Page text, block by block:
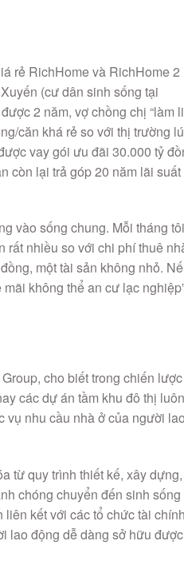
lại trả góp 20 năm lãi suất
vào sống chung. Mỗi tháng tôi
rất nhiều so với chi phí thuê
một tài sản không nhỏ.
không thể an cư lạc nghiệp”,
cho biết trong chiến lược
các dự án tầm khu đô thị luôn
nhu cầu nhà ở của người lao
từ quy trình thiết kế, xây dựng,
chóng chuyển đến sinh sống
kết với các tổ chức tài chính
động dễ dàng sở hữu được
nỗ lực xây dựng 1 triệu căn
Group cam kết sẽ dành ra
Group sẽ xây dựng chất
tầm chất lượng sống cho người